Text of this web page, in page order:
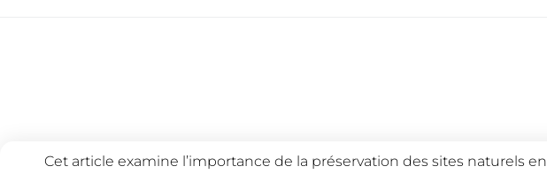
Cet article examine l’importance de la préservation des sites naturels en